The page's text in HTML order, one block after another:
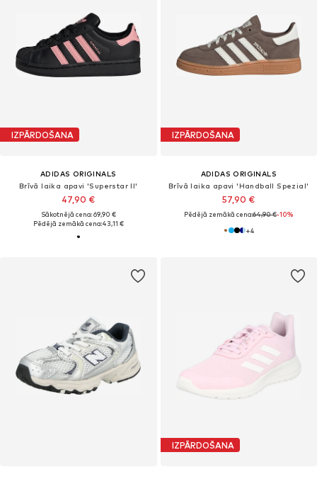
IZPĀRDOŠANA
ADIDAS ORIGINALS
Brīvā laika apavi 'Superstar II'
47,90 €
Sākotnējā cena: 69,90 €
Pēdējā zemākā cena:43,11 €
IZPĀRDOŠANA
ADIDAS ORIGINALS
Brīvā laika apavi 'Handball Spezial'
57,90 €
Pēdējā zemākā cena:64,90 €-10%
+4
IZPĀRDOŠANA